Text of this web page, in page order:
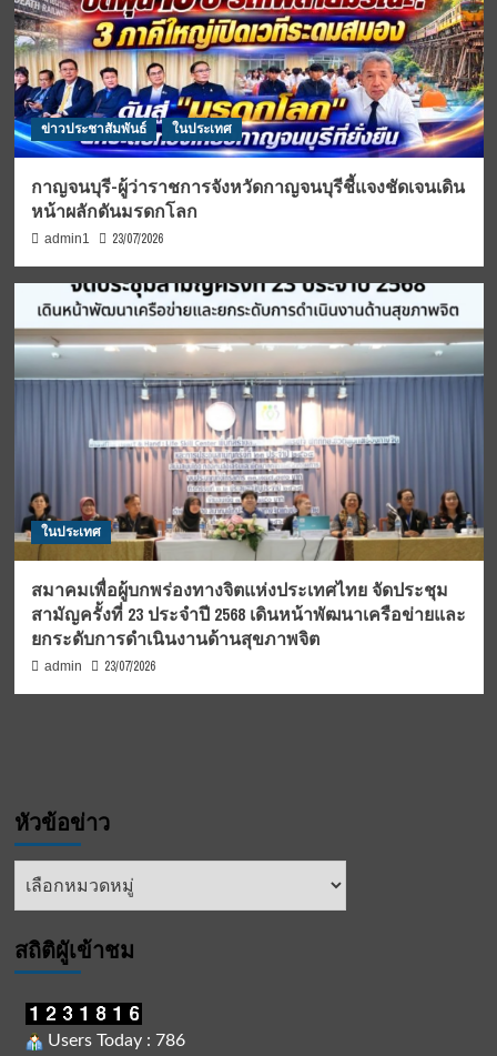
ข่าวประชาสัมพันธ์ ในประเทศ
กาญจนบุรี-ผู้ว่าราชการจังหวัดกาญจนบุรีชี้แจงชัดเจนเดิน
หน้าผลักดันมรดกโลก
admin1 23/07/2026
ในประเทศ
สมาคมเพื่อผู้บกพร่องทางจิตแห่งประเทศไทย จัดประชุม
สามัญครั้งที่ 23 ประจำปี 2568 เดินหน้าพัฒนาเครือข่ายและ
ยกระดับการดำเนินงานด้านสุขภาพจิต
admin 23/07/2026
หัวข้อข่าว
หัวข้อ
สถิติผูัเข้าชม
Users Today : 786